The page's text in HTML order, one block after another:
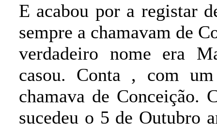
E acabou por a registar
sempre a chamavam de
verdadeiro nome era
casou. Conta , com
chamava de Conceição.
sucedeu o 5 de Outubro